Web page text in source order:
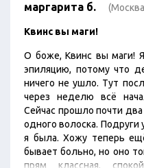
маргарита б.
Квинс вы маги!
О боже, Квинс вы маги!
эпиляцию, потому что
ничего не ушло. Тут
через неделю всё
Сейчас прошло почти
одного волоска. Подруги
я была. Хожу теперь
бывает больно, но оно
прям классная,